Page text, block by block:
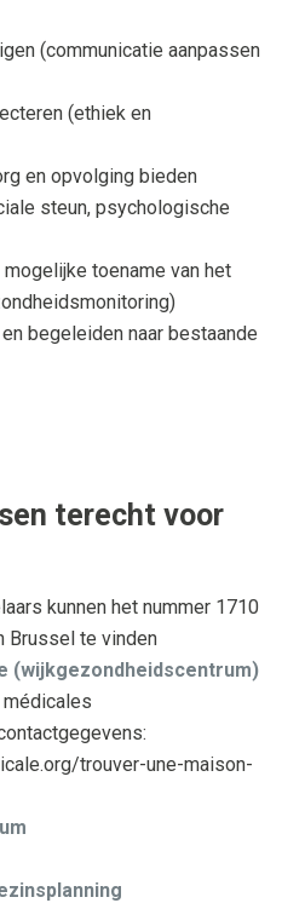
(communicatie aanpassen
(ethiek en
en opvolging bieden
steun, psychologische
toename van het
begeleiden naar bestaande
terecht voor
kunnen het nummer 1710
Brussel te vinden
(wijkgezondheidscentrum)
trouver-une-maison-